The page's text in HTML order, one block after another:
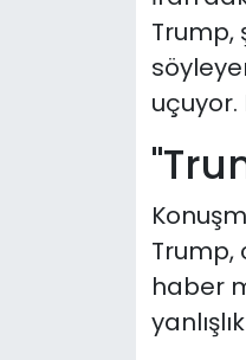
Trump,
uçuyor.
Trump,
haber